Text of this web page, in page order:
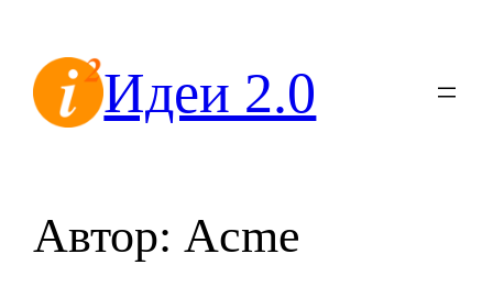
содержимомуИдеи 2.0
Автор:Acme